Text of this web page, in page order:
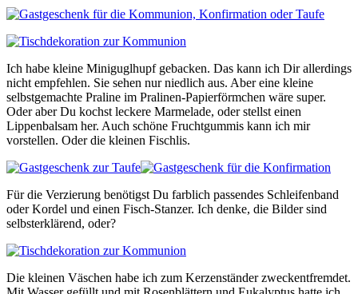
Ich habe kleine Miniguglhupf gebacken. Das kann ich Dir allerdings
nicht empfehlen. Sie sehen nur niedlich aus. Aber eine kleine
selbstgemachte Praline im Pralinen-Papierförmchen wäre super.
Oder aber Du kochst leckere Marmelade, oder stellst einen
Lippenbalsam her. Auch schöne Fruchtgummis kann ich mir
vorstellen. Oder die kleinen Fischlis.
Für die Verzierung benötigst Du farblich passendes Schleifenband
oder Kordel und einen Fisch-Stanzer. Ich denke, die Bilder sind
selbsterklärend, oder?
Die kleinen Väschen habe ich zum Kerzenständer zweckentfremdet.